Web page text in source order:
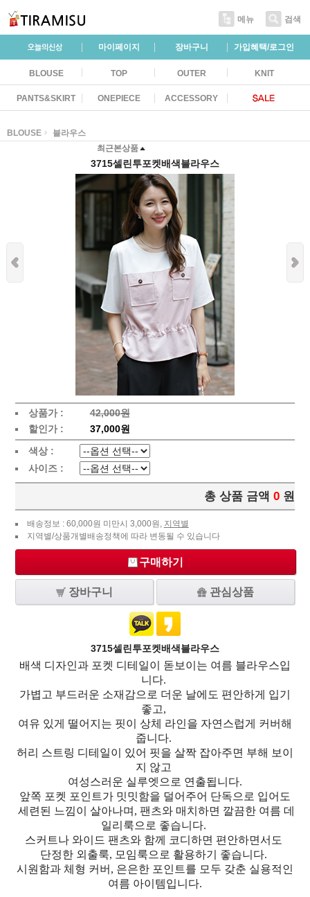
메뉴 검색
마이페이지 장바구니 가입혜택/로그인
BLOUSE TOP OUTER KNIT
PANTS&SKIRT ONEPIECE ACCESSORY
BLOUSE
블라우스
최근본상품
3715셀린투포켓배색블라우스
상품가 :
42,000원
할인가 :
37,000원
색상 :
사이즈 :
총 상품 금액 0 원
배송정보 : 60,000원 미만시 3,000원, 지역별
지역별/상품개별배송정책에 따라 변동될 수 있습니다
구매하기
장바구니 관심상품
3715셀린투포켓배색블라우스
배색 디자인과 포켓 디테일이 돋보이는 여름 블라우스입
니다.
가볍고 부드러운 소재감으로 더운 날에도 편안하게 입기
좋고,
여유 있게 떨어지는 핏이 상체 라인을 자연스럽게 커버해
줍니다.
허리 스트링 디테일이 있어 핏을 살짝 잡아주면 부해 보이
지 않고
여성스러운 실루엣으로 연출됩니다.
앞쪽 포켓 포인트가 밋밋함을 덜어주어 단독으로 입어도
세련된 느낌이 살아나며, 팬츠와 매치하면 깔끔한 여름 데
일리룩으로 좋습니다.
스커트나 와이드 팬츠와 함께 코디하면 편안하면서도
단정한 외출룩, 모임룩으로 활용하기 좋습니다.
시원함과 체형 커버, 은은한 포인트를 모두 갖춘 실용적인
여름 아이템입니다.